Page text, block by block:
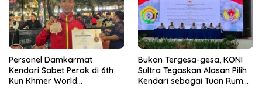
Personel Damkarmat
Kendari Sabet Perak di 6th
Kun Khmer World
Bukan Tergesa-gesa, KONI
Sultra Tegaskan Alasan Pilih
Kendari sebagai Tuan Rumah